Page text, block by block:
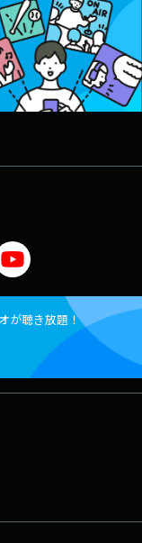
が聴き放題！